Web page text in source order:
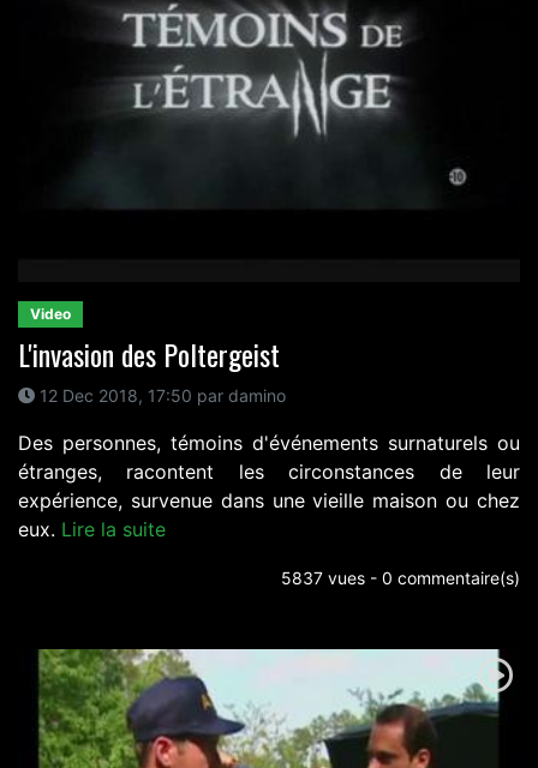
Video
L'invasion des Poltergeist
12 Dec 2018, 17:50 par damino
Des personnes, témoins d'événements surnaturels ou
étranges, racontent les circonstances de leur
expérience, survenue dans une vieille maison ou chez
eux. Lire la suite
5837 vues - 0 commentaire(s)